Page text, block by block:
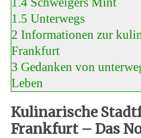
1.5 Unterwegs
2 Informationen zur
Frankfurt
3 Gedanken von
Leben
Kulinarische
Frankfurt – Das